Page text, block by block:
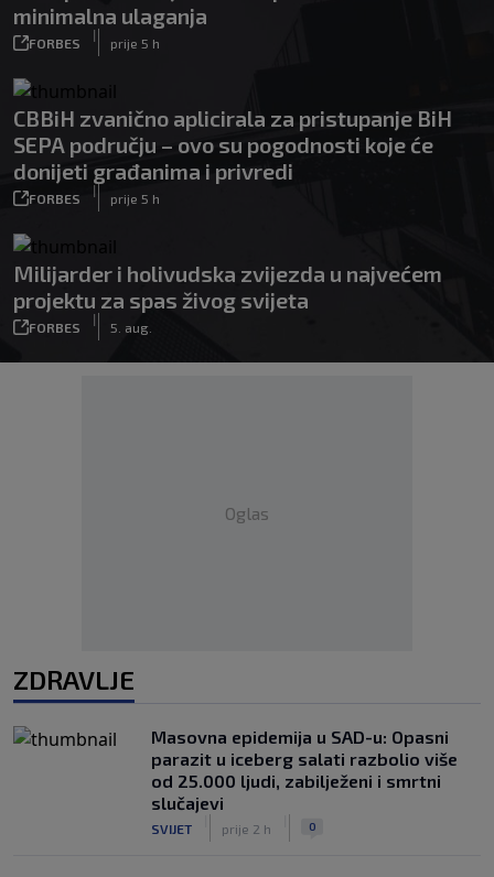
minimalna ulaganja
FORBES
|
prije 5 h
CBBiH zvanično aplicirala za pristupanje BiH
SEPA području – ovo su pogodnosti koje će
donijeti građanima i privredi
FORBES
|
prije 5 h
Milijarder i holivudska zvijezda u najvećem
projektu za spas živog svijeta
FORBES
|
5. aug.
Oglas
ZDRAVLJE
Masovna epidemija u SAD-u: Opasni
parazit u iceberg salati razbolio više
od 25.000 ljudi, zabilježeni i smrtni
slučajevi
SVIJET prije 2 h 0